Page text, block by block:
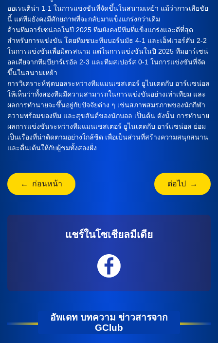
ออเรนติน่า 1-1 ในการแข่งขันที่จัดขึ้นในสนามเหย้า แม้ว่าการเสียชัย
นี้ แต่ทีมยังคงมีศักยภาพที่จะกลับมาแข็งแกร่งกว่าเดิม
ด้านทีมอาร์เซน่อลในปี 2025 ทีมยังคงมีทีมที่แข็งแกร่งและดีที่สุด
สำหรับการแข่งขัน โดยทีมชนะทีมบอร์นมัธ 4-1 และเอ็ฟเวอร์ตัน 2-2
ในการแข่งขันเพื่อมิตรสนาม แต่ในการแข่งขันในปี 2025 ทีมอาร์เซน่
อลเสียจากทีมบียาร์เรอัล 2-3 และทีมสเปอร์ส 0-1 ในการแข่งขันที่จัด
ขึ้นในสนามเหย้า
การวิเคราะห์ฟุตบอลระหว่างทีมแมนเชสเตอร์ ยูไนเตดกับ อาร์เเซน่อล
ให้เห็นว่าทั้งสองทีมมีความสามารถในการแข่งขันอย่างเท่าเทียม และ
ผลการทำนายจะขึ้นอยู่กับปัจจัยต่าง ๆ เช่นสภาพสมรภาพของนักกีฬา
ความพร้อมของทีม และสุขสันต์ของนักบอล เป็นต้น ดังนั้น การทำนาย
ผลการแข่งขันระหว่างทีมแมนเชสเตอร์ ยูไนเตดกับ อาร์เเซน่อล ย่อม
เป็นเรื่องที่น่าติดตามอย่างใกล้ชิด เพื่อเป็นส่วนที่สร้างความสนุกสนาน
และตื่นเต้นให้กับผู้ชมทั้งสองฝั่ง
← ก่อนหน้า ต่อไป →
แชร์ในโซเชียลมีเดีย
อัพเดท บทความ ข่าวสารจาก
GClub